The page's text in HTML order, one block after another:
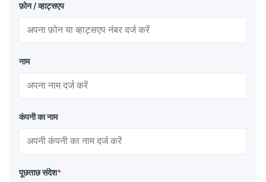
फ़ोन / व्हाट्सएप
नाम
कंपनी का नाम
पूछताछ संदेश*